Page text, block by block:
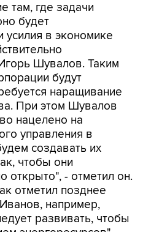
там, где задачи
будет
усилия в экономике
Шувалов. Таким
будут
наращивание
При этом Шувалов
нацелено на
управления в
создавать их
чтобы они
открыто", - отметил он.
отметил позднее
например,
развивать, чтобы